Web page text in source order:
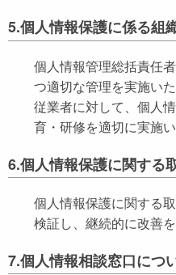
5.個人情報保護に係る組
個人情報管理総括責任
つ適切な管理を実施いた
従業者に対して、個人
育・研修を適切に実施い
6.個人情報保護に関する
個人情報保護に関する
検証し、継続的に改善
7.個人情報相談窓口につ